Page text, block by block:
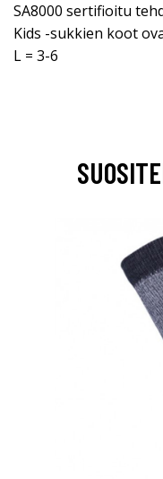
SA8000 sertifioitu
Kids -sukkien koot
L = 3-6